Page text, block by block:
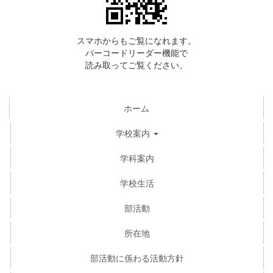
スマホからもご覧になれます。
バーコードリーダー機能で
読み取ってご覧ください。
ホーム
学校案内
学科案内
学校生活
部活動
所在地
部活動に係わる活動方針